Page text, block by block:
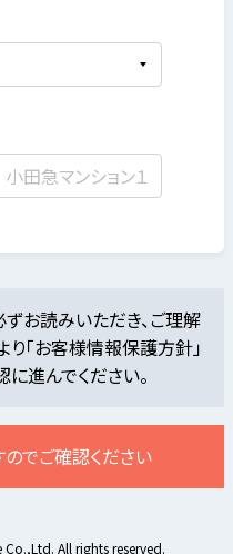
ずお読みいただき、ご理解
り「お客様情報保護方針」
進んでください。
でご確認ください
All rights reserved.